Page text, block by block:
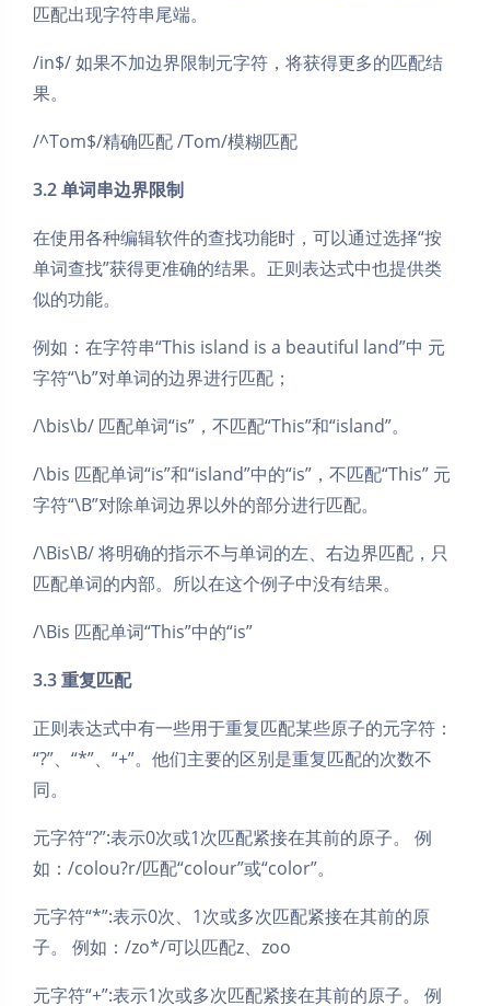
匹配出现字符串尾端。
/in$/ 如果不加边界限制元字符，将获得更多的匹配结
果。
/^Tom$/精确匹配 /Tom/模糊匹配
3.2 单词串边界限制
在使用各种编辑软件的查找功能时，可以通过选择“按
单词查找”获得更准确的结果。正则表达式中也提供类
似的功能。
例如：在字符串“This island is a beautiful land”中 元
字符“\b”对单词的边界进行匹配；
/\bis\b/ 匹配单词“is”，不匹配“This”和“island”。
/\bis 匹配单词“is”和“island”中的“is”，不匹配“This” 元
字符“\B”对除单词边界以外的部分进行匹配。
/\Bis\B/ 将明确的指示不与单词的左、右边界匹配，只
匹配单词的内部。所以在这个例子中没有结果。
/\Bis 匹配单词“This”中的“is”
3.3 重复匹配
正则表达式中有一些用于重复匹配某些原子的元字符：
“?”、“*”、“+”。他们主要的区别是重复匹配的次数不
同。
元字符“?”:表示0次或1次匹配紧接在其前的原子。 例
如：/colou?r/匹配“colour”或“color”。
元字符“*”:表示0次、1次或多次匹配紧接在其前的原
子。 例如：/zo*/可以匹配z、zoo
元字符“+”:表示1次或多次匹配紧接在其前的原子。 例